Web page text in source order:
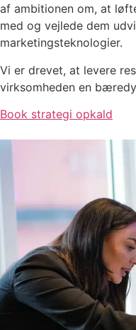
af ambitionen om, at
med og vejlede dem
marketingsteknologier.
Vi er drevet, at levere
virksomheden en
Book strategi opkald